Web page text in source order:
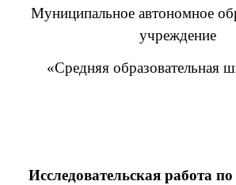
Муниципальное автономное
учреждение
«Средняя образовательная
Исследовательская работа